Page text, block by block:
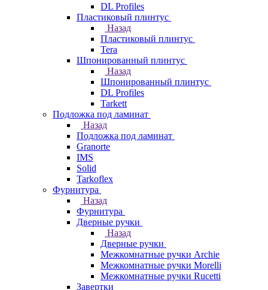
DL Profiles
Пластиковый плинтус
Назад
Пластиковый плинтус
Tera
Шпонированный плинтус
Назад
Шпонированный плинтус
DL Profiles
Tarkett
Подложка под ламинат
Назад
Подложка под ламинат
Granorte
IMS
Solid
Tarkoflex
Фурнитура
Назад
Фурнитура
Дверные ручки
Назад
Дверные ручки
Межкомнатные ручки Archie
Межкомнатные ручки Morelli
Межкомнатные ручки Rucetti
Завертки